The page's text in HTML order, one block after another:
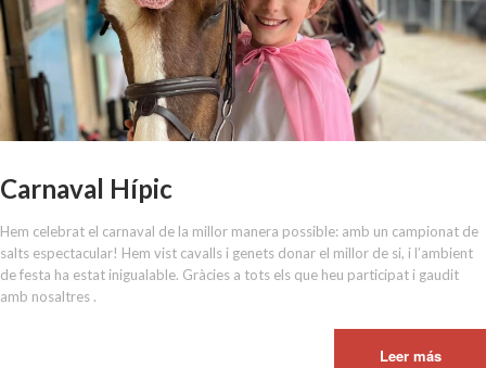
Carnaval Hípic
Hem celebrat el carnaval de la millor manera possible: amb un campionat de
salts espectacular! Hem vist cavalls i genets donar el millor de si, i l’ambient
de festa ha estat inigualable. Gràcies a tots els que heu participat i gaudit
amb nosaltres .
Leer más